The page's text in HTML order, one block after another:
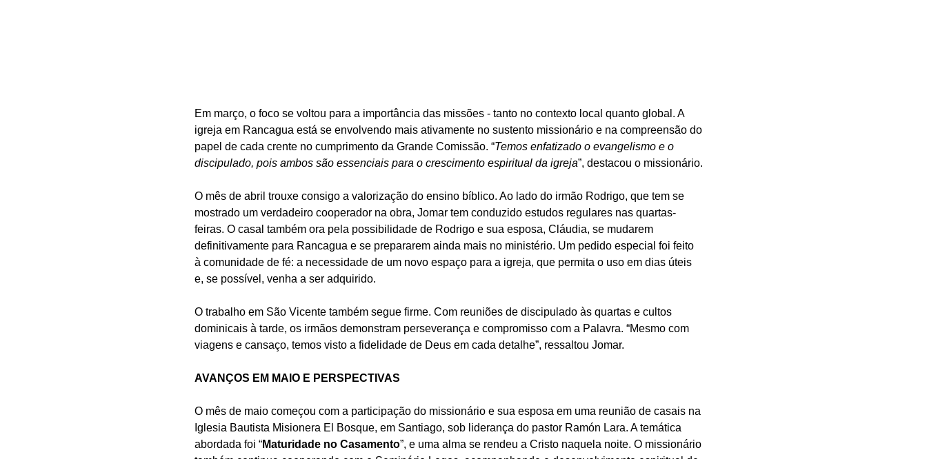
Em março, o foco se voltou para a importância das missões - tanto no contexto local quanto global. A
igreja em Rancagua está se envolvendo mais ativamente no sustento missionário e na compreensão do
papel de cada crente no cumprimento da Grande Comissão. “Temos enfatizado o evangelismo e o
discipulado, pois ambos são essenciais para o crescimento espiritual da igreja”, destacou o missionário.
O mês de abril trouxe consigo a valorização do ensino bíblico. Ao lado do irmão Rodrigo, que tem se
mostrado um verdadeiro cooperador na obra, Jomar tem conduzido estudos regulares nas quartas-
feiras. O casal também ora pela possibilidade de Rodrigo e sua esposa, Cláudia, se mudarem
definitivamente para Rancagua e se prepararem ainda mais no ministério. Um pedido especial foi feito
à comunidade de fé: a necessidade de um novo espaço para a igreja, que permita o uso em dias úteis
e, se possível, venha a ser adquirido.
O trabalho em São Vicente também segue firme. Com reuniões de discipulado às quartas e cultos
dominicais à tarde, os irmãos demonstram perseverança e compromisso com a Palavra. “Mesmo com
viagens e cansaço, temos visto a fidelidade de Deus em cada detalhe”, ressaltou Jomar.
AVANÇOS EM MAIO E PERSPECTIVAS
O mês de maio começou com a participação do missionário e sua esposa em uma reunião de casais na
Iglesia Bautista Misionera El Bosque, em Santiago, sob liderança do pastor Ramón Lara. A temática
abordada foi “Maturidade no Casamento”, e uma alma se rendeu a Cristo naquela noite. O missionário